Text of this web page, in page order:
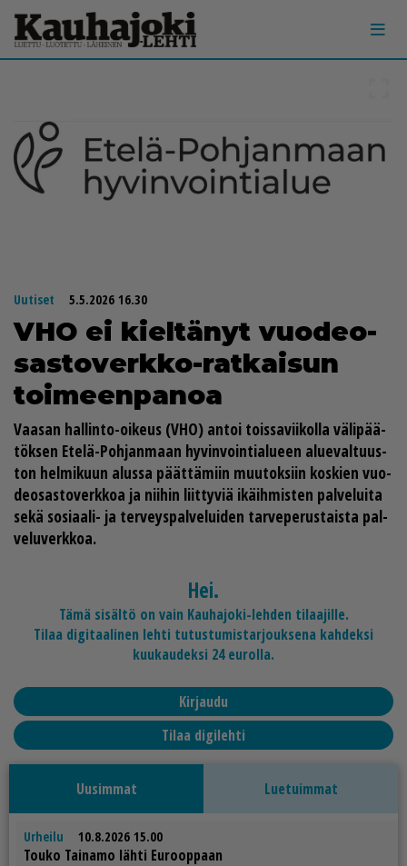
Uutiset 5.5.2026 16.30
VHO ei kiel­tä­nyt vuo­de­o­
sas­to­verk­ko-rat­kai­sun
toi­meen­pa­noa
Vaa­san hal­lin­to-oi­keus (VHO) an­toi tois­sa­vii­kol­la vä­li­pää­
tök­sen Ete­lä-Poh­jan­maan hy­vin­voin­ti­a­lu­een alu­e­val­tuus­
ton hel­mi­kuun alus­sa päät­tä­miin muu­tok­siin kos­kien vuo­
de­o­sas­to­verk­koa ja nii­hin liit­ty­viä ikäih­mis­ten pal­ve­lui­ta
sekä so­si­aa­li- ja ter­veys­pal­ve­lui­den tar­ve­pe­rus­tais­ta pal­
ve­lu­verk­koa.
Hei.
Tämä sisältö on vain Kauhajoki-lehden tilaajille.
Tilaa digitaalinen lehti tutustumistarjouksena kahdeksi
kuukaudeksi 24 eurolla.
Kirjaudu
Tilaa digilehti
Uusimmat Luetuimmat
Urheilu 10.8.2026 15.00
Tou­ko Tai­na­mo läh­ti Eu­roop­paan